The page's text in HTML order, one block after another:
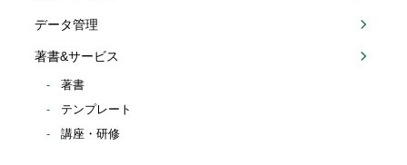
データ管理
著書&サービス
著書
テンプレート
講座・研修